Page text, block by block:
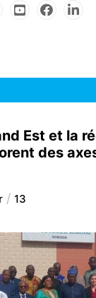
Est et la
des
13